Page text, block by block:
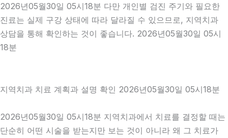
2026년05월30일 05시18분 다만 개인별 검진 주기와 필요한
진료는 실제 구강 상태에 따라 달라질 수 있으므로, 지역치과
상담을 통해 확인하는 것이 좋습니다. 2026년05월30일 05시
18분
지역치과 치료 계획과 설명 확인 2026년05월30일 05시18분
2026년05월30일 05시18분 지역치과에서 치료를 결정할 때는
단순히 어떤 시술을 받는지만 보는 것이 아니라 왜 그 치료가